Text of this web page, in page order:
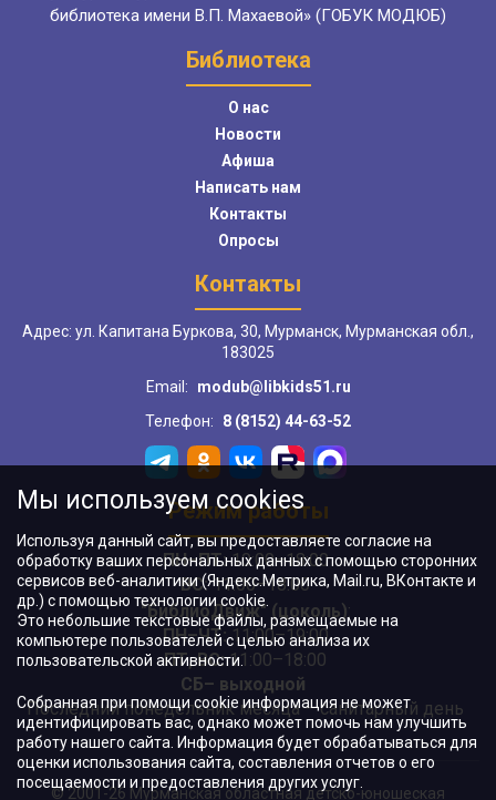
библиотека имени В.П. Махаевой» (ГОБУК МОДЮБ)
Библиотека
О нас
Новости
Афиша
Написать нам
Контакты
Опросы
Контакты
Адрес: ул. Капитана Буркова, 30, Мурманск, Мурманская обл.,
183025
Email:
modub@libkids51.ru
Телефон:
8 (8152) 44-63-52
Режим работы
ПН–ПТ:10:00–18:00
ВС:11:00–18:00
"БиблиоДвиж" (цоколь):
ПН–ЧТ:11:00–19:00
ПТ, ВС:11:00–18:00
СБ– выходной
Последний понедельник месяца – санитарный день
© 2001-26 Мурманская областная детско-юношеская
Мы используем cookies
Используя данный сайт, вы предоставляете согласие на
обработку ваших персональных данных с помощью сторонних
сервисов веб-аналитики (Яндекс.Метрика, Mail.ru, ВКонтакте и
др.) с помощью технологии cookie.
Это небольшие текстовые файлы, размещаемые на
компьютере пользователей с целью анализа их
пользовательской активности.
Собранная при помощи cookie информация не может
идентифицировать вас, однако может помочь нам улучшить
работу нашего сайта. Информация будет обрабатываться для
оценки использования сайта, составления отчетов о его
посещаемости и предоставления других услуг.